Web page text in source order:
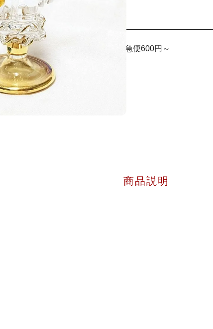
翌日お届け!! メール便220円 宅急便600円～
商品説明